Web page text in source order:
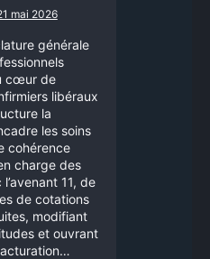
mai 2026
générale
cœur de
libéraux
la
les soins
cohérence
charge des
11, de
de cotations
modifiant
et ouvrant